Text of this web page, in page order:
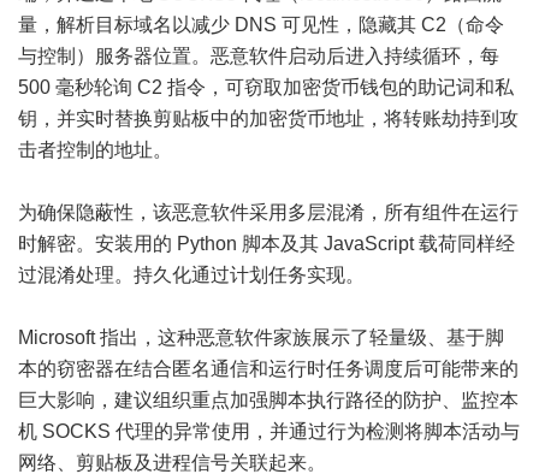
量，解析目标域名以减少 DNS 可见性，隐藏其 C2（命令
与控制）服务器位置。恶意软件启动后进入持续循环，每
500 毫秒轮询 C2 指令，可窃取加密货币钱包的助记词和私
钥，并实时替换剪贴板中的加密货币地址，将转账劫持到攻
击者控制的地址。
为确保隐蔽性，该恶意软件采用多层混淆，所有组件在运行
时解密。安装用的 Python 脚本及其 JavaScript 载荷同样经
过混淆处理。持久化通过计划任务实现。
Microsoft 指出，这种恶意软件家族展示了轻量级、基于脚
本的窃密器在结合匿名通信和运行时任务调度后可能带来的
巨大影响，建议组织重点加强脚本执行路径的防护、监控本
机 SOCKS 代理的异常使用，并通过行为检测将脚本活动与
网络、剪贴板及进程信号关联起来。